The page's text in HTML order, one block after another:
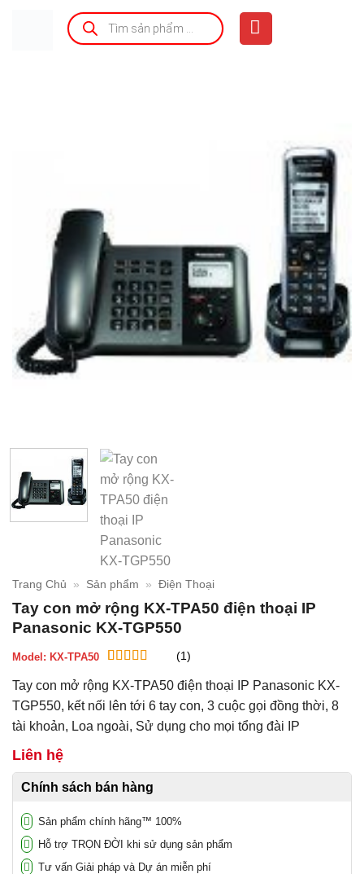
Tìm
kiếm
sản
phẩm
Trang Chủ » Sản phẩm » Điện Thoại
Tay con mở rộng KX-TPA50 điện thoại IP
Panasonic KX-TGP550
Model: KX-TPA50
trênđánh
giá
(1)
Tay con mở rộng KX-TPA50 điện thoại IP Panasonic KX-
TGP550, kết nối lên tới 6 tay con, 3 cuộc gọi đồng thời, 8
tài khoản, Loa ngoài, Sử dụng cho mọi tổng đài IP
Liên hệ
Chính sách bán hàng
Sản phẩm chính hãng™ 100%
Hỗ trợ TRỌN ĐỜI khi sử dụng sản phẩm
Tư vấn Giải pháp và Dự án miễn phí